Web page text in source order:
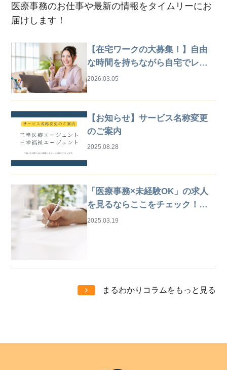
医療事務のお仕事や最新の情報をタイムリーにお
届けします！
【在宅ワークの大募集！】自由
な時間を持ちながら自宅でレセ
プト業務
2026.03.05
【お知らせ】サービス名称変更
のご案内
2025.08.28
「医療事務×未経験OK」の求人
を見るならここをチェック！は
じめての仕事探しガイド
2025.03.19
まるわかりコラムをもっと見る